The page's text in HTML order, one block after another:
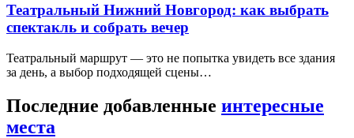
Театральный Нижний Новгород: как выбрать
спектакль и собрать вечер
Театральный маршрут — это не попытка увидеть все здания
за день, а выбор подходящей сцены…
Последние добавленные интересные
места